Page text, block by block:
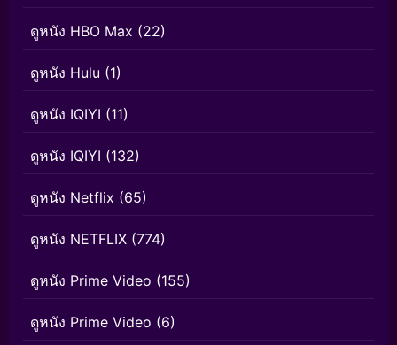
ดูหนัง HBO Max (22)
ดูหนัง Hulu (1)
ดูหนัง IQIYI (11)
ดูหนัง IQIYI (132)
ดูหนัง Netflix (65)
ดูหนัง NETFLIX (774)
ดูหนัง Prime Video (155)
ดูหนัง Prime Video (6)